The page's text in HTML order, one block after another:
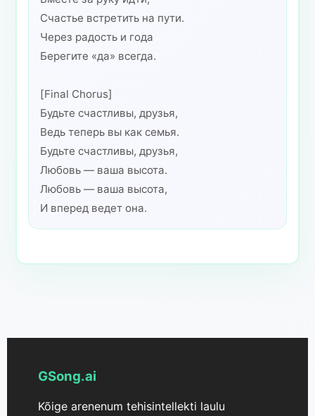
Счастье встретить на пути.
Через радость и года
Берегите «да» всегда.
[Final Chorus]
Будьте счастливы, друзья,
Ведь теперь вы как семья.
Будьте счастливы, друзья,
Любовь — ваша высота.
Любовь — ваша высота,
И вперед ведет она.
GSong.ai
Kõige arenenum tehisintellekti laulu